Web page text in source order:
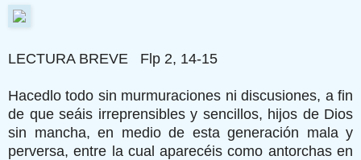
LECTURA BREVE Flp 2, 14-15
Hacedlo todo sin murmuraciones ni discusiones, a fin
de que seáis irreprensibles y sencillos, hijos de Dios
sin mancha, en medio de esta generación mala y
perversa, entre la cual aparecéis como antorchas en